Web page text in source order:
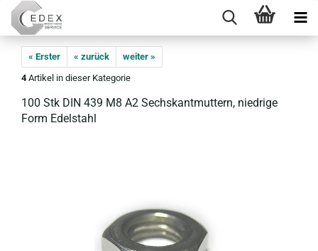
« Erster « zurück
weiter »
4Artikel in dieser Kategorie
100 Stk DIN 439 M8 A2 Sechs­kant­mut­tern, nied­ri­ge
Form Edel­stahl